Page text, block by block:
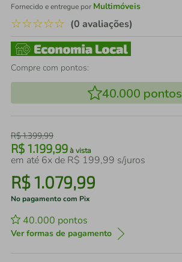
Fornecido e entregue por Multimóveis
☆☆☆☆☆ (0 avaliações)
Compre com pontos:
40.000 pontos
R$1.399,99
R$ 1.199,99 à vista
em até 6x de R$ 199,99 s/juros
R$1.079,99
No pagamento com Pix
40.000 pontos
Ver formas de pagamento